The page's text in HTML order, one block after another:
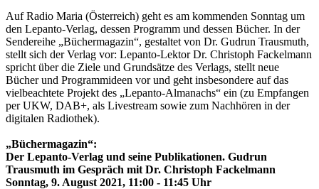
Auf Radio Maria (Österreich) geht es am kommenden Sonntag um
den Lepanto-Verlag, dessen Programm und dessen Bücher. In der
Sendereihe „Büchermagazin“, gestaltet von Dr. Gudrun Trausmuth,
stellt sich der Verlag vor: Lepanto-Lektor Dr. Christoph Fackelmann
spricht über die Ziele und Grundsätze des Verlags, stellt neue
Bücher und Programmideen vor und geht insbesondere auf das
vielbeachtete Projekt des „Lepanto-Almanachs“ ein (zu Empfangen
per UKW, DAB+, als Livestream sowie zum Nachhören in der
digitalen Radiothek).
„Büchermagazin“:
Der Lepanto-Verlag und seine Publikationen. Gudrun
Trausmuth im Gespräch mit Dr. Christoph Fackelmann
Sonntag, 9. August 2021, 11:00 - 11:45 Uhr